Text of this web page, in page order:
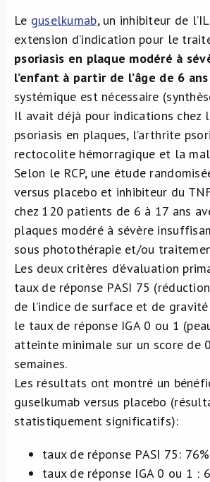
Le guselkumab, un inhibiteur de
extension d’indication pour le
psoriasis en plaque modéré à
l’enfant à partir de l’âge de 6 ans
systémique est nécessaire
Il avait déjà pour indications chez
psoriasis en plaques, l’arthrite
rectocolite hémorragique et la
Selon le RCP, une étude
versus placebo et inhibiteur du
chez 120 patients de 6 à 17 ans
plaques modéré à sévère
sous photothérapie et/ou
Les deux critères d’évaluation
taux de réponse PASI 75
de l’indice de surface et de
le taux de réponse IGA 0 ou 1
atteinte minimale sur un score de
semaines.
Les résultats ont montré un
guselkumab versus placebo
statistiquement significatifs):
taux de réponse PASI 75:
taux de réponse IGA 0 ou 1 :